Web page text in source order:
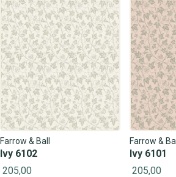
Farrow & Ball
Ivy 6102
205,00
Farrow & Ball
Ivy 6101
205,00